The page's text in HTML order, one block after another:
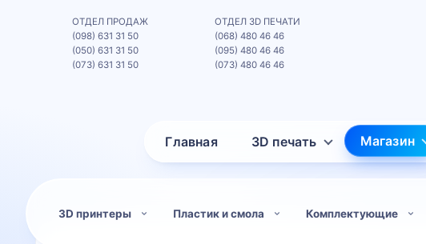
Главная 3D печать Магазин
ОТДЕЛ ПРОДАЖ
(098) 631 31 50
(050) 631 31 50
(073) 631 31 50
ОТДЕЛ 3D ПЕЧАТИ
(068) 480 46 46
(095) 480 46 46
(073) 480 46 46
3D принтеры Пластик и смола Комплектующие